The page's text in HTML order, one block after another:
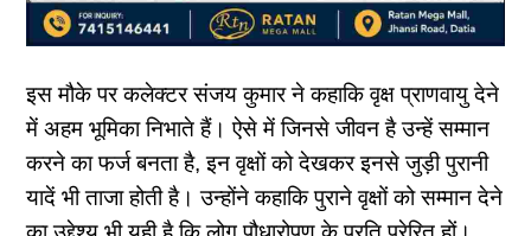
इस मौके पर कलेक्टर संजय कुमार ने कहाकि वृक्ष प्राणवायु देने
में अहम भूमिका निभाते हैं। ऐसे में जिनसे जीवन है उन्हें सम्मान
करने का फर्ज बनता है, इन वृक्षों को देखकर इनसे जुड़ी पुरानी
यादें भी ताजा होती है। उन्होंने कहाकि पुराने वृक्षों को सम्मान देने